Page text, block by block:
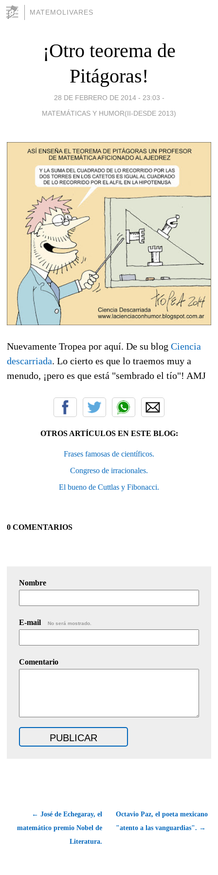
MATEMOLIVARES
¡Otro teorema de
Pitágoras!
28 DE FEBRERO DE 2014 - 23:03 -
MATEMÁTICAS Y HUMOR(II-DESDE 2013)
Nuevamente Tropea por aquí. De su blog Ciencia
descarriada. Lo cierto es que lo traemos muy a
menudo, ¡pero es que está "sembrado el tío"! AMJ
OTROS ARTÍCULOS EN ESTE BLOG:
Frases famosas de científicos.
Congreso de irracionales.
El bueno de Cuttlas y Fibonacci.
0 COMENTARIOS
Nombre
E-mail No será mostrado.
Comentario
← José de Echegaray, el
matemático premio Nobel de
Literatura.
Octavio Paz, el poeta mexicano
"atento a las vanguardias". →